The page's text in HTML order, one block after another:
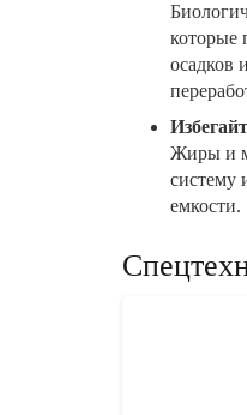
которые
осадков
Жиры и
систему
емкости.